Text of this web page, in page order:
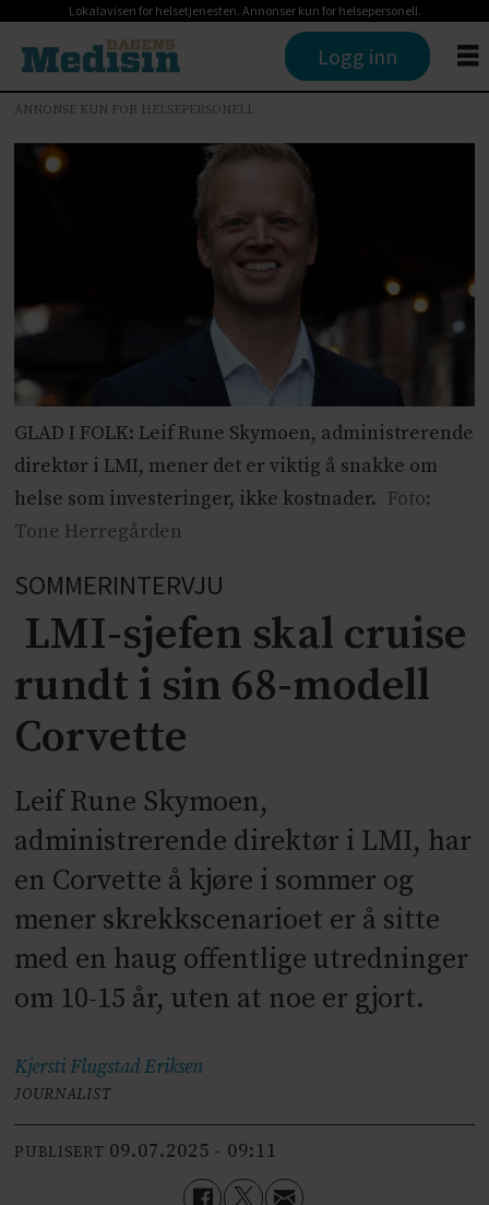
Lokalavisen for helsetjenesten. Annonser kun for helsepersonell.
Logg inn
ANNONSE KUN FOR HELSEPERSONELL
GLAD I FOLK: Leif Rune Skymoen, administrerende
direktør i LMI, mener det er viktig å snakke om
helse som investeringer, ikke kostnader. Foto:
Tone Herregården
SOMMERINTERVJU
LMI-sjefen skal cruise
rundt i sin 68-modell
Corvette
Leif Rune Skymoen,
administrerende direktør i LMI, har
en Corvette å kjøre i sommer og
mener skrekkscenarioet er å sitte
med en haug offentlige utredninger
om 10-15 år, uten at noe er gjort.
Kjersti FlugstadEriksen
JOURNALIST
PUBLISERT 09.07.2025 - 09:11